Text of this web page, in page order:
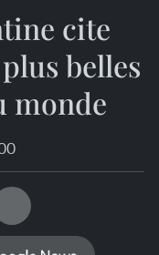
cite
belles
monde